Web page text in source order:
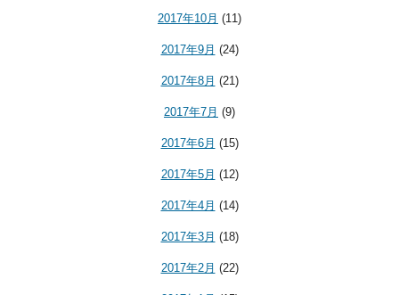
2017年10月 (11)
2017年9月 (24)
2017年8月 (21)
2017年7月 (9)
2017年6月 (15)
2017年5月 (12)
2017年4月 (14)
2017年3月 (18)
2017年2月 (22)